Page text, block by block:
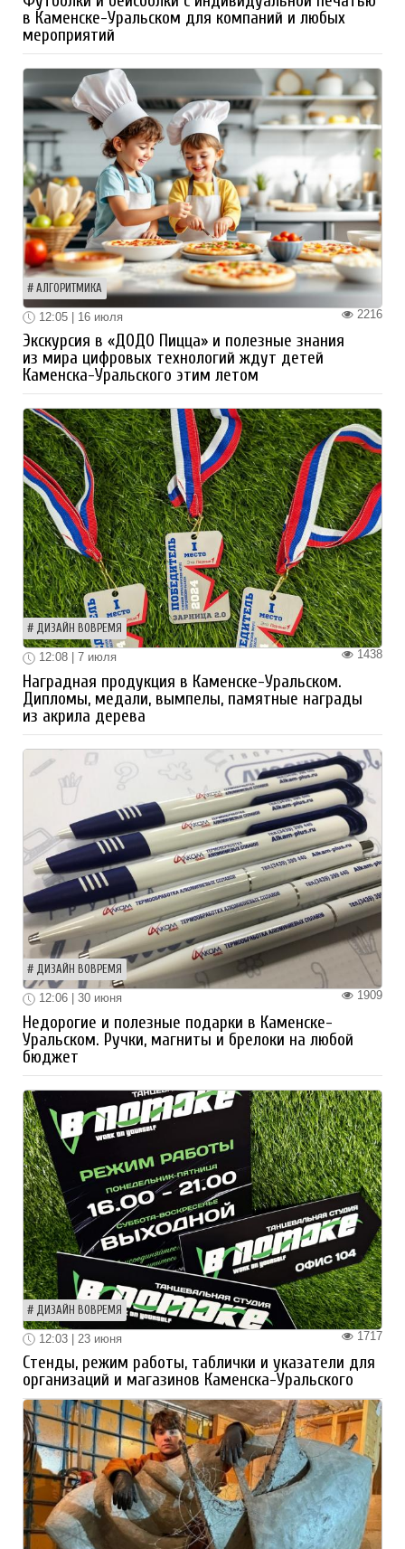
в Каменске-Уральском для компаний и любых
мероприятий
АЛГОРИТМИКА
2216
12:05 | 16 июля
Экскурсия в «ДОДО Пицца» и полезные знания
из мира цифровых технологий ждут детей
Каменска-Уральского этим летом
ДИЗАЙН ВОВРЕМЯ
1438
12:08 | 7 июля
Наградная продукция в Каменске-Уральском.
Дипломы, медали, вымпелы, памятные награды
из акрила дерева
ДИЗАЙН ВОВРЕМЯ
1909
12:06 | 30 июня
Недорогие и полезные подарки в Каменске-
Уральском. Ручки, магниты и брелоки на любой
бюджет
ДИЗАЙН ВОВРЕМЯ
1717
12:03 | 23 июня
Стенды, режим работы, таблички и указатели для
организаций и магазинов Каменска-Уральского